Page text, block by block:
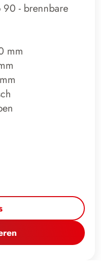
90 - brennbare
mm